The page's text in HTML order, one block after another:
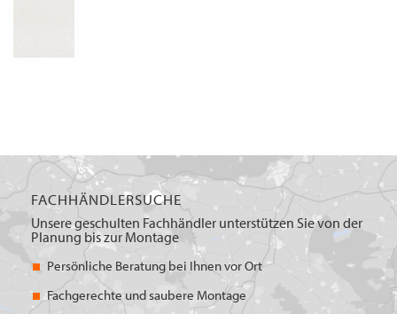
FACHHÄNDLERSUCHE
Unsere geschulten Fachhändler unterstützen Sie von der
Planung bis zur Montage
Persönliche Beratung bei Ihnen vor Ort
Fachgerechte und saubere Montage